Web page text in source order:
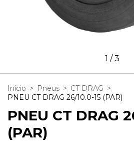
1 /3
Início > Pneus > CT DRAG >
PNEU CT DRAG 26/10.0-15 (PAR)
PNEU CT DRAG
(PAR)